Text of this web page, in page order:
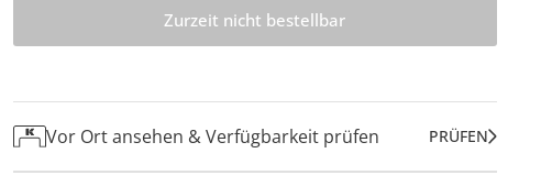
Zurzeit nicht bestellbar
Vor Ort ansehen & Verfügbarkeit prüfen PRÜFEN